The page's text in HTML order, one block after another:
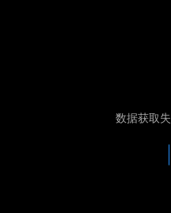
数据获取